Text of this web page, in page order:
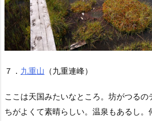
７． 九重山 （九重連峰）
ここは天国みたいなところ。坊がつるの
ちがよくて素晴らしい。温泉もあるし。